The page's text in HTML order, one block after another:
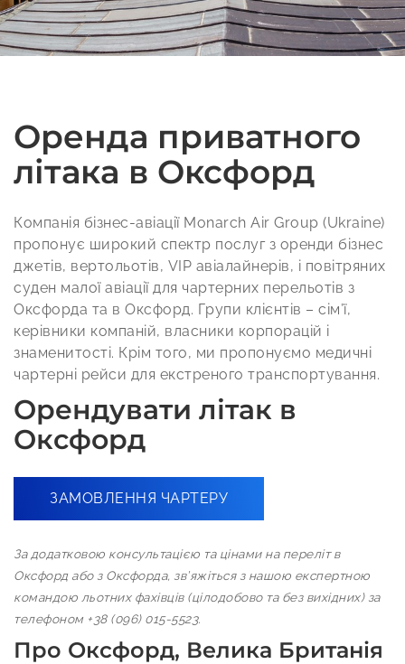
Оренда приватного
літака в Оксфорд
Компанія бізнес-авіації Monarch Air Group (Ukraine)
пропонує широкий спектр послуг з оренди бізнес
джетів, вертольотів, VIP авіалайнерів, і повітряних
суден малої авіації для чартерних перельотів з
Оксфорда та в Оксфорд. Групи клієнтів – сім’ї,
керівники компаній, власники корпорацій і
знаменитості. Крім того, ми пропонуємо медичні
чартерні рейси для екстреного транспортування.
Орендувати літак в
Оксфорд
ЗАМОВЛЕННЯ ЧАРТЕРУ
За додатковою консультацією та цінами на переліт в
Оксфорд або з Оксфорда, зв’яжіться з нашою експертною
командою льотних фахівців (цілодобово та без вихідних) за
телефоном +38 (096) 015-5523.
Про Оксфорд, Велика Британія